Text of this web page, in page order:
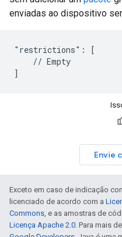
enviadas ao dispositivo
"restrictions": [
    // Empty
Envie
Exceto em caso de indicação
licenciado de acordo com a
Commons, e as amostras de
Licença Apache 2.0. Para mais